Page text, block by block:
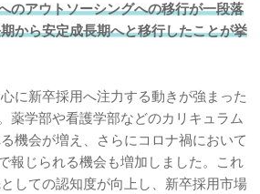
のアウトソーシングへの移行が一段落
から安定成長期へと移行したことが挙
に新卒採用へ注力する動きが強まった
薬学部や看護学部などのカリキュラム
機会が増え、さらにコロナ禍において
報じられる機会も増加しました。これ
しての認知度が向上し、新卒採用市場